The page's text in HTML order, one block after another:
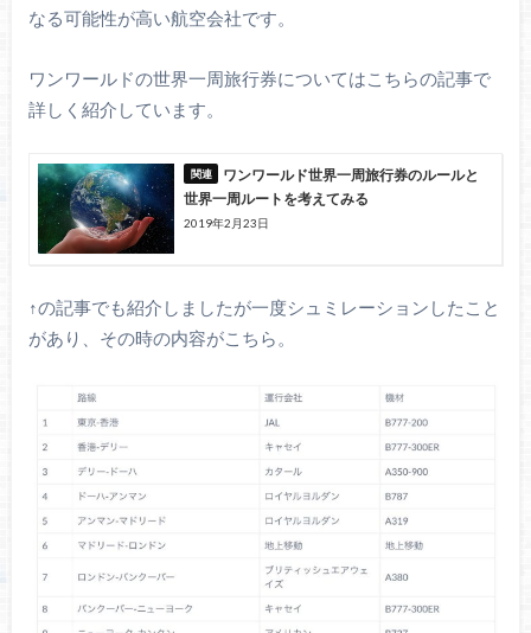
なる可能性が高い航空会社です。
ワンワールドの世界一周旅行券についてはこちらの記事で
詳しく紹介しています。
ワンワールド世界一周旅行券のルールと
世界一周ルートを考えてみる
2019年2月23日
↑の記事でも紹介しましたが一度シュミレーションしたこと
があり、その時の内容がこちら。